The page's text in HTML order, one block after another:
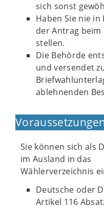
sich sonst
Haben Sie nie
der Antrag beim
stellen.
Die Behörde
und versendet
ablehnenden
Sie können sich als
im Ausland in das
Wählerverzeichnis
Deutsche oder
Artikel 116